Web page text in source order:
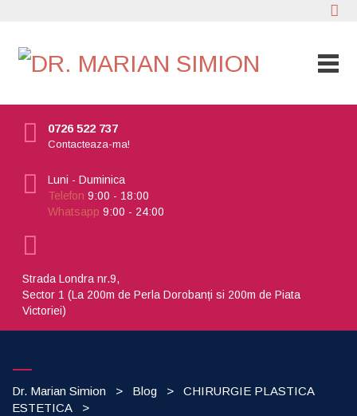
0726 522 737
Contacteaza-ma!
Luni - Duminica
Telefon 9:00 - 18:00
Whatsapp 9:00 - 24:00
Strada Londra nr.9,
Sector 1 (La 200m de Perla Dorobanți si 200m de Piata
Victoriei)
Dr. Marian Simion > Blog >
CHIRURGIE PLASTICA
ESTETICA
>